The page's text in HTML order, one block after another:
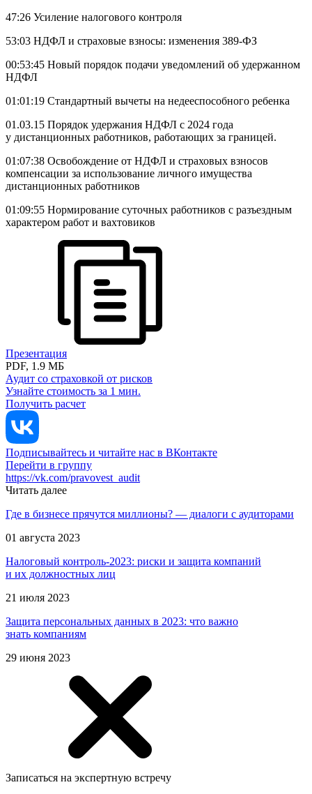
47:26 Усиление налогового контроля
53:03 НДФЛ и страховые взносы: изменения 389-ФЗ
00:53:45 Новый порядок подачи уведомлений об удержанном
НДФЛ
01:01:19 Стандартный вычеты на недееспособного ребенка
01.03.15 Порядок удержания НДФЛ с 2024 года
у дистанционных работников, работающих за границей.
01:07:38 Освобождение от НДФЛ и страховых взносов
компенсации за использование личного имущества
дистанционных работников
01:09:55 Нормирование суточных работников с разъездным
характером работ и вахтовиков
Презентация
PDF, 1.9 МБ
Аудит со страховкой от рисков
Узнайте стоимость за 1 мин.
Получить расчет
Подписывайтесь и читайте нас в ВКонтакте
Перейти в группу
https://vk.com/pravovest_audit
Читать далее
Где в бизнесе прячутся миллионы? — диалоги с аудиторами
01 августа 2023
Налоговый контроль-2023: риски и защита компаний
и их должностных лиц
21 июля 2023
Защита персональных данных в 2023: что важно
знать компаниям
29 июня 2023
Записаться на экспертную встречу